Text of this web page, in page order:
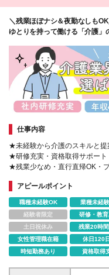
＼残業ほぼナシ＆夜勤なしも
ゆとりを持って働ける「介護」
仕事内容
★未経験から介護のスキルと
★研修充実・資格取得サポート
★残業少なめ・直行直帰OK・
アピールポイント
職種未経験OK 業種未経
経験者限定
研修・教育
土日祝休み
残業20時
女性管理職在籍
休日120
時短勤務あり
資格取得